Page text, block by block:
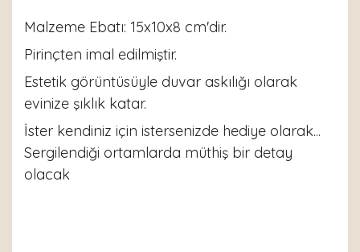
Malzeme Ebatı: 15x10x8 cm'dir.
Pirinçten imal edilmiştir.
Estetik görüntüsüyle duvar askılığı olarak
evinize şıklık katar.
İster kendiniz için istersenizde hediye olarak...
Sergilendiği ortamlarda müthiş bir detay
olacak